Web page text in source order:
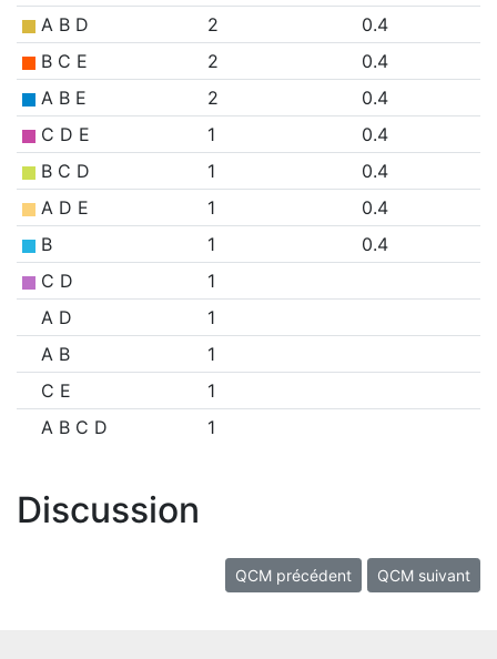
A B D
2
0.4
B C E
2
0.4
A B E
2
0.4
C D E
1
0.4
B C D
1
0.4
A D E
1
0.4
B
1
0.4
C D
1
A D
1
A B
1
C E
1
A B C D
1
Discussion
QCM précédent QCM suivant